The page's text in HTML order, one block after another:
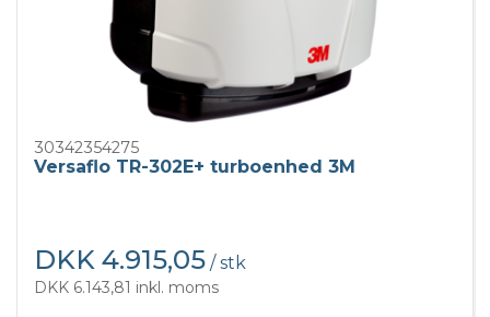
30342354275
Versaflo TR-302E+ turboenhed 3M
DKK 4.915,05 / stk
DKK 6.143,81 inkl. moms